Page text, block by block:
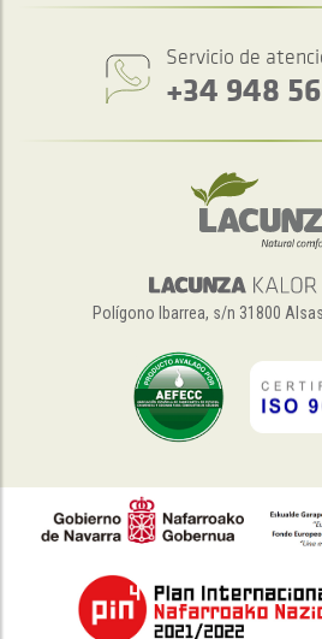
Servicio de
+34 948
Polígono Ibarrea, s/n 31800